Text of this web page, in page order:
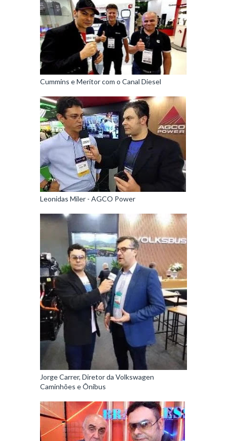
Cummins e Meritor com o Canal Diesel
Leonidas Miler - AGCO Power
Jorge Carrer, Diretor da Volkswagen
Caminhões e Ônibus